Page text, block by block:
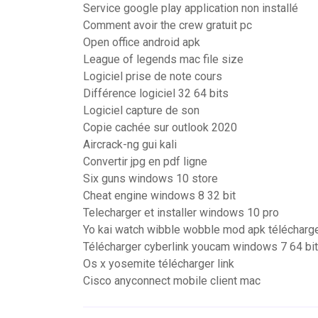
Service google play application non installé
Comment avoir the crew gratuit pc
Open office android apk
League of legends mac file size
Logiciel prise de note cours
Différence logiciel 32 64 bits
Logiciel capture de son
Copie cachée sur outlook 2020
Aircrack-ng gui kali
Convertir jpg en pdf ligne
Six guns windows 10 store
Cheat engine windows 8 32 bit
Telecharger et installer windows 10 pro
Yo kai watch wibble wobble mod apk
Télécharger cyberlink youcam windows 7 64 bit
Os x yosemite télécharger link
Cisco anyconnect mobile client mac